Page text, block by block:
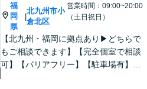
福
岡
県
|
北九州市小
倉北区
営業時間：09:00~20:00
（土日祝日）
【北九州・福岡に拠点あり▶どちらで
もご相談できます】【完全個室で相談
可】【バリアフリー】【駐車場有】法